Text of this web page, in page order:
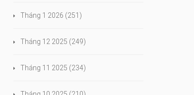
Tháng 1 2026 (251)
Tháng 12 2025 (249)
Tháng 11 2025 (234)